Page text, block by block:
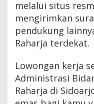
melalui situs
mengirimkan
pendukung
Raharja terdekat.
Lowongan kerja
Administrasi
Raharja di